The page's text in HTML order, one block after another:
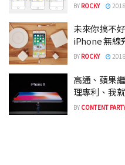
BY ROCKY
未來你搞不
iPhone 無線
BY ROCKY
高通、蘋果
理專利、我
BY CONTENT